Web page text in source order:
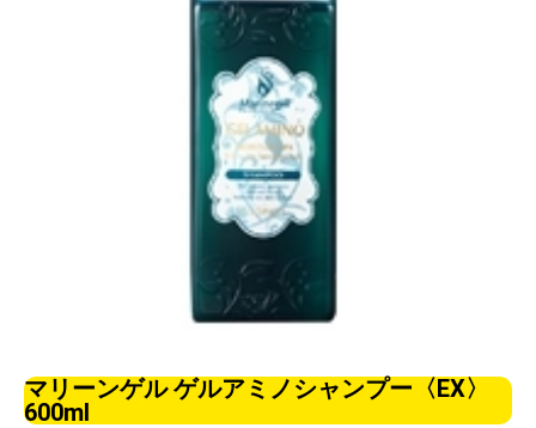
マリーンゲル ゲルアミノシャンプー〈EX〉
600ml